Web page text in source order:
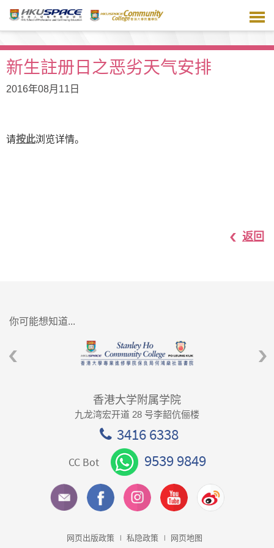
主
容新生註册日之恶劣天气安排
2016年08月11日
请按此浏览详情。
返回
你可能想知道...
香港大学附属学院
九龙湾宏开道 28 号李韶伉俪楼
3416 6338
CC Bot 9539 9849
网页出版政策 私隐政策 网页地图